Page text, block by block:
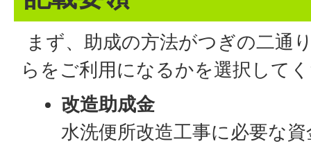
まず、助成の方法がつぎの二通
らをご利用になるかを選択して
改造助成金
水洗便所改造工事に必要な